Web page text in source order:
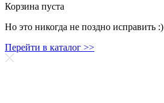
Корзина пуста
Но это никогда не поздно исправить :)
Перейти в каталог >>